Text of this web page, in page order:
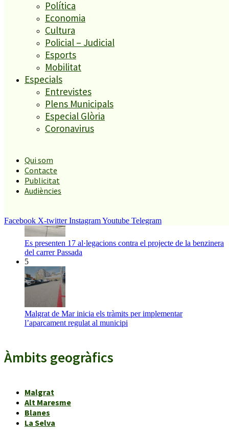
Política
Economia
Cultura
Policial – Judicial
Esports
Mobilitat
Especials
Entrevistes
Plens Municipals
Especial Glòria
Coronavirus
Qui som
Contacte
Publicitat
Audiències
Facebook X-twitter InstagramYoutube Telegram
El més llegit
ESPORTS CAP DE SETMANA
Tanquen un local de menjar ràpid a Malgrat de Mar per greus
deficiències sanitàries
Enxampat l’autor de les pintades a la plaça de Poppi
4
Es presenten 17 al·legacions contra el projecte de la benzinera
del carrer Passada
5
Malgrat de Mar inicia els tràmits per implementar
l’aparcament regulat al municipi
Àmbits geogràfics
Malgrat
Alt Maresme
Blanes
La Selva